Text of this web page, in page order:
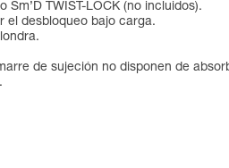
TWIST-LOCK (no incluidos).
el desbloqueo bajo carga.
de sujeción no disponen de